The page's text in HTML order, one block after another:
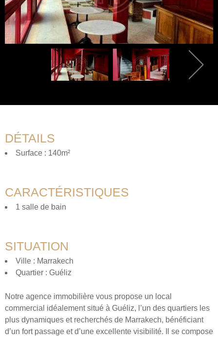
DÉTAILS
Surface : 140m²
CARACTÉRISTIQUES
1 salle de bain
SITUATION
Ville : Marrakech
Quartier : Guéliz
Notre agence immobilière vous propose un local
commercial idéalement situé à Guéliz, l’un des quartiers les
plus dynamiques et recherchés de Marrakech, bénéficiant
d’un fort passage et d’une excellente visibilité. Il se compose